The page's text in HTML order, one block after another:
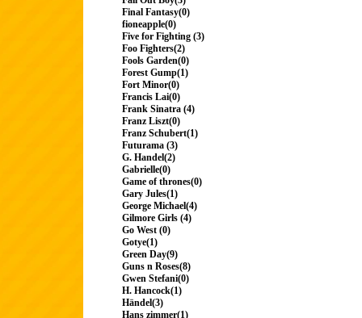
Final Fantasy(0)
fioneapple(0)
Five for Fighting (3)
Foo Fighters(2)
Fools Garden(0)
Forest Gump(1)
Fort Minor(0)
Francis Lai(0)
Frank Sinatra (4)
Franz Liszt(0)
Franz Schubert(1)
Futurama (3)
G. Handel(2)
Gabrielle(0)
Game of thrones(0)
Gary Jules(1)
George Michael(4)
Gilmore Girls (4)
Go West (0)
Gotye(1)
Green Day(9)
Guns n Roses(8)
Gwen Stefani(0)
H. Hancock(1)
Händel(3)
Hans zimmer(1)